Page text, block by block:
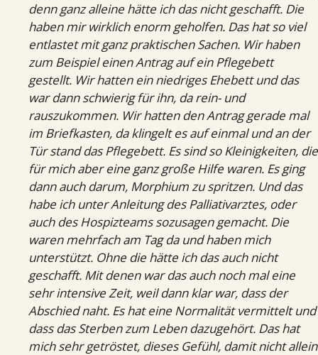
denn ganz alleine hätte ich das nicht geschafft. Die
haben mir wirklich enorm geholfen. Das hat so viel
entlastet mit ganz praktischen Sachen. Wir haben
zum Beispiel einen Antrag auf ein Pflegebett
gestellt. Wir hatten ein niedriges Ehebett und das
war dann schwierig für ihn, da rein- und
rauszukommen. Wir hatten den Antrag gerade mal
im Briefkasten, da klingelt es auf einmal und an der
Tür stand das Pflegebett. Es sind so Kleinigkeiten, die
für mich aber eine ganz große Hilfe waren. Es ging
dann auch darum, Morphium zu spritzen. Und das
habe ich unter Anleitung des Palliativarztes, oder
auch des Hospizteams sozusagen gemacht. Die
waren mehrfach am Tag da und haben mich
unterstützt. Ohne die hätte ich das auch nicht
geschafft. Mit denen war das auch noch mal eine
sehr intensive Zeit, weil dann klar war, dass der
Abschied naht. Es hat eine Normalität vermittelt und
dass das Sterben zum Leben dazugehört. Das hat
mich sehr getröstet, dieses Gefühl, damit nicht allein